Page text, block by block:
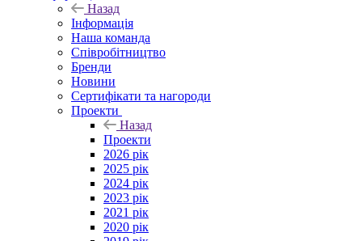
Назад
Інформація
Наша команда
Співробітництво
Бренди
Новини
Сертифікати та нагороди
Проекти
Назад
Проекти
2026 рік
2025 рік
2024 рік
2023 рік
2021 рік
2020 рік